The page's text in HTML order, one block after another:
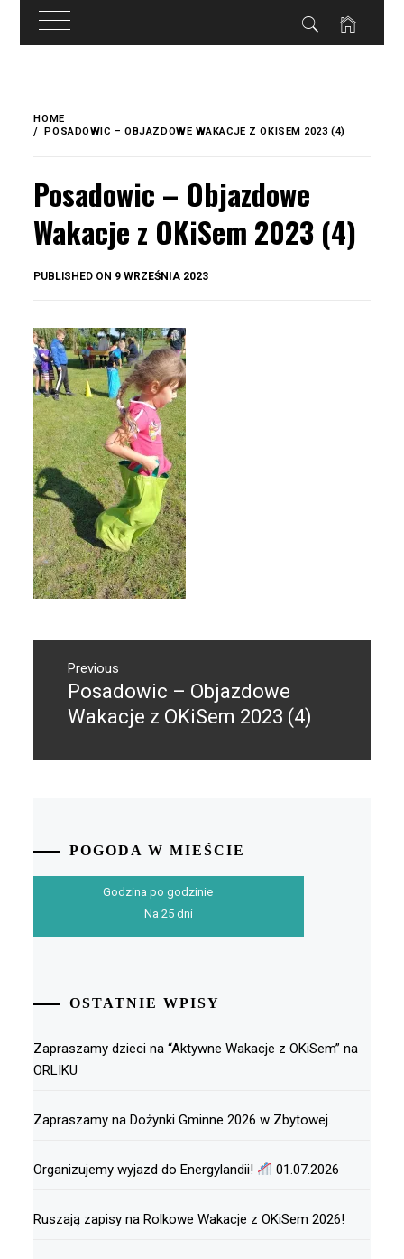
treści
content
HOME
POSADOWIC – OBJAZDOWE WAKACJE Z OKISEM 2023 (4)
Posadowic – Objazdowe
Wakacje z OKiSem 2023 (4)
PUBLISHED ON 9 WRZEŚNIA 2023
wpisuPrevious
Previous
post:
Posadowic – Objazdowe
Wakacje z OKiSem 2023 (4)
POGODA W MIEŚCIE
Godzina po godzinie
Na 25 dni
OSTATNIE WPISY
Zapraszamy dzieci na “Aktywne Wakacje z OKiSem” na
ORLIKU
Zapraszamy na Dożynki Gminne 2026 w Zbytowej.
Organizujemy wyjazd do Energylandii! 01.07.2026
Ruszają zapisy na Rolkowe Wakacje z OKiSem 2026!